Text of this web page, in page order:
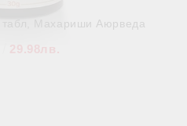
Махариши Аюрведа